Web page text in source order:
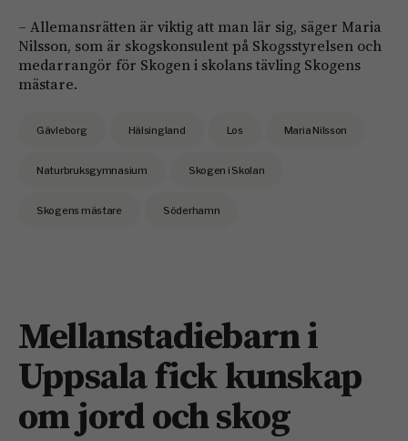
– Allemansrätten är viktig att man lär sig, säger Maria
Nilsson, som är skogskonsulent på Skogsstyrelsen och
medarrangör för Skogen i skolans tävling Skogens
mästare.
Gävleborg Hälsingland Los Maria Nilsson
Naturbruksgymnasium Skogen i Skolan
Skogens mästare Söderhamn
Mellanstadiebarn i
Uppsala fick kunskap
om jord och skog